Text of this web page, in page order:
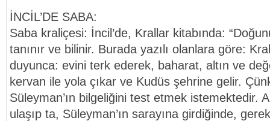
İNCİL’DE SABA:
Saba kraliçesi: İncil’de, Krallar kitabında:
tanınır ve bilinir. Burada yazılı olanlara göre:
duyunca: evini terk ederek, baharat, altın ve
kervan ile yola çıkar ve Kudüs şehrine gelir.
Süleyman’ın bilgeliğini test etmek istemektedir.
ulaşıp ta, Süleyman’ın sarayına girdiğinde,